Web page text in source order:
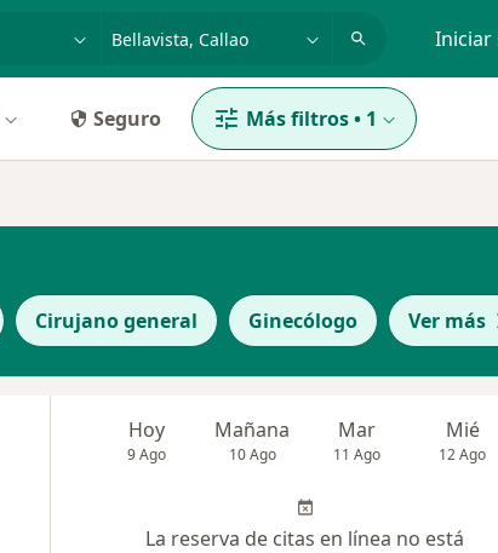
Iniciar
Seguro Más filtros• 1
Cirujano general Ginecólogo Ver más
Hoy
9 Ago
Mañana
10 Ago
Mar
11 Ago
Mié
12 Ago
La reserva de citas en línea no está